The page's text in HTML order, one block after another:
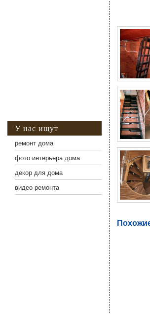
У нас ищут
ремонт дома
фото интерьера дома
декор для дома
видео ремонта